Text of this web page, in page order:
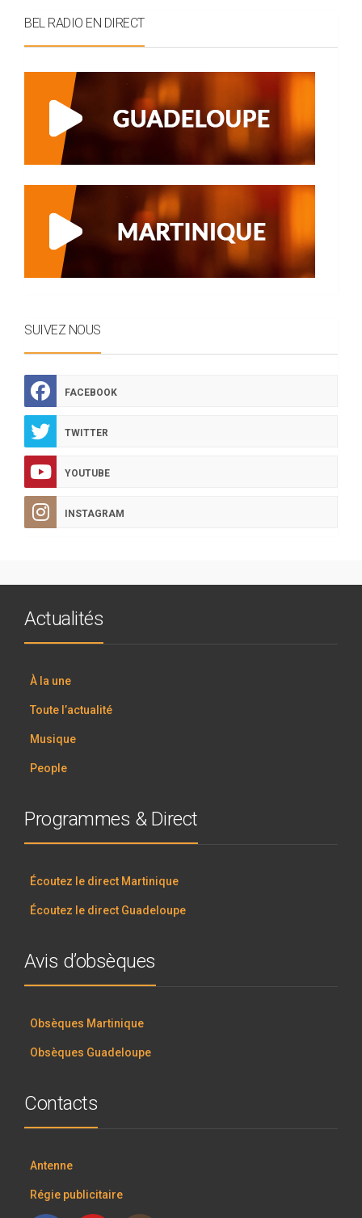
BEL RADIO EN DIRECT
SUIVEZ NOUS
FACEBOOK
TWITTER
YOUTUBE
INSTAGRAM
Actualités
À la une
Toute l’actualité
Musique
People
Programmes & Direct
Écoutez le direct Martinique
Écoutez le direct Guadeloupe
Avis d’obsèques
Obsèques Martinique
Obsèques Guadeloupe
Contacts
Antenne
Régie publicitaire